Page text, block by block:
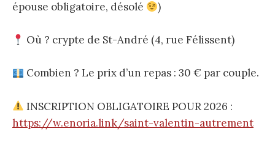
épouse obligatoire, désolé
)
Où ? crypte de St-André (4, rue Félissent)
Combien ? Le prix d’un repas : 30 € par couple.
INSCRIPTION OBLIGATOIRE POUR 2026 :
https://w.enoria.link/saint-valentin-autrement